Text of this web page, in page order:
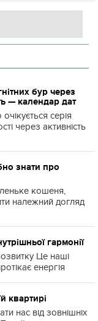
бур через
— календар дат
серія
через активність
знати про
кошеня,
належний догляд
гармонії
Це наші
енергія
квартирі
нас від зовнішніх